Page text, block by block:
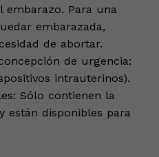
embarazo. Para una
embarazada,
de abortar.
de urgencia:
intrauterinos).
Sólo contienen la
están disponibles para